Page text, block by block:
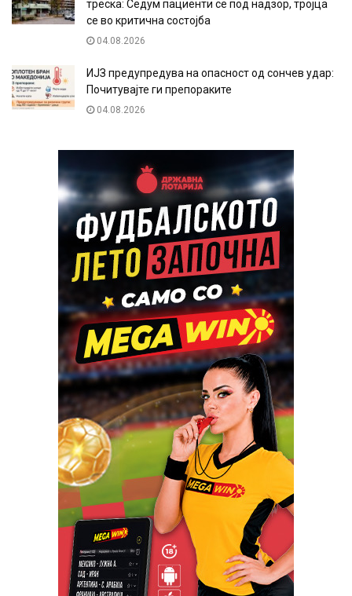
треска: Седум пациенти се под надзор, тројца
се во критична состојба
04.08.2026
ИЈЗ предупредува на опасност од сончев удар:
Почитувајте ги препораките
04.08.2026